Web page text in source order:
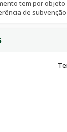
tem por objeto
de
de gêneros
da respectiva